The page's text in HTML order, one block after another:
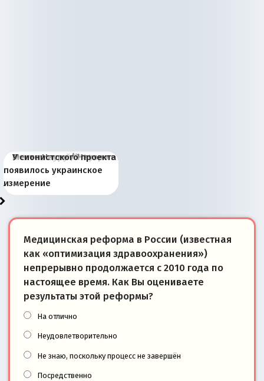
Киевская марионетка
Запада рассказала о
«переобувании» хозяев
В России назрели
перемены: 15 шагов к
суверенной экономике
Миграционный пожар
Европы
Россия начинает
сбрасывать балласт
Анкориджа
Россия зимой 1904
года: первые уступки во
внутренней политике
Русская нация вчера и
сегодня
Почему правый крах в
Варшаве не поможет её
отношениям с Россией?
Место Науру / Науэро в
современной истории
Южной Осетии
У сионистского проекта
появилось украинское
измерение
Медицинская реформа в России (известная
как «оптимизация здравоохранения»)
непрерывно продолжается с 2010 года по
настоящее время. Как Вы оцениваете
результаты этой реформы?
На отлично
Неудовлетворительно
Не знаю, поскольку процесс не завершён
Посредственно